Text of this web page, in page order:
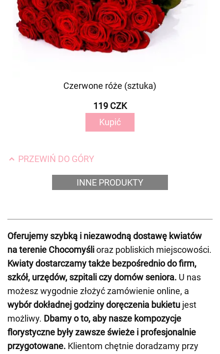
Czerwone róże (sztuka)
119 CZK
Kupić
PRZEWIŃ DO GÓRY
INNE PRODUKTY
Oferujemy szybką i niezawodną dostawę kwiatów
na terenie Chocomyślioraz pobliskich miejscowości.
Kwiaty dostarczamy także bezpośrednio do firm,
szkół, urzędów, szpitali czy domów seniora. U nas
możesz wygodnie złożyć zamówienie online, a
wybór dokładnej godziny doręczenia bukietu jest
możliwy. Dbamy o to, aby nasze kompozycje
florystyczne były zawsze świeże i profesjonalnie
przygotowane. Klientom chętnie doradzamy przy